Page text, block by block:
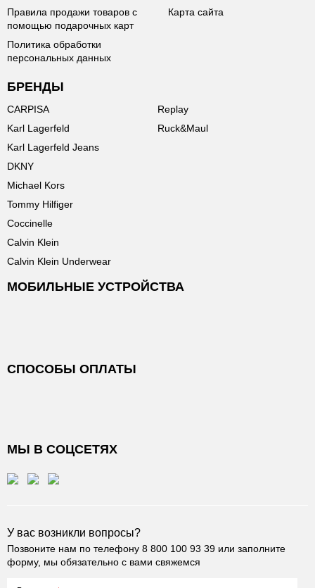
Правила продажи товаров с
помощью подарочных карт
Политика обработки
персональных данных
Карта сайта
БРЕНДЫ
CARPISA
Karl Lagerfeld
Karl Lagerfeld Jeans
DKNY
Michael Kors
Tommy Hilfiger
Coccinelle
Calvin Klein
Calvin Klein Underwear
Replay
Ruck&Maul
МОБИЛЬНЫЕ УСТРОЙСТВА
СПОСОБЫ ОПЛАТЫ
МЫ В СОЦСЕТЯХ
У вас возникли вопросы?
Позвоните нам по телефону 8 800 100 93 39 или заполните
форму, мы обязательно с вами свяжемся